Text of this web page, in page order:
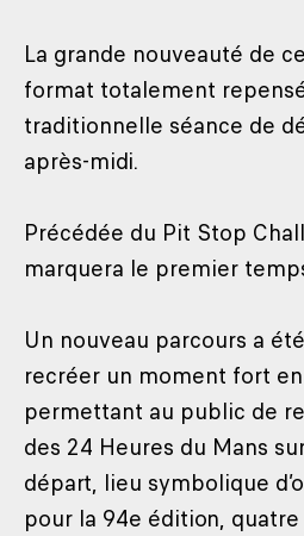
La grande nouveauté de
format totalement
traditionnelle séance de
après-midi.
Précédée du Pit Stop
marquera le premier
Un nouveau parcours a
recréer un moment fort
permettant au public de
des 24 Heures du Mans
départ, lieu symbolique
pour la 94e édition,